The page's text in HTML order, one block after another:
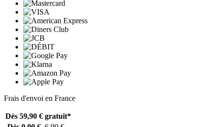
Frais d'envoi en France
Dès 59,90 € gratuit*